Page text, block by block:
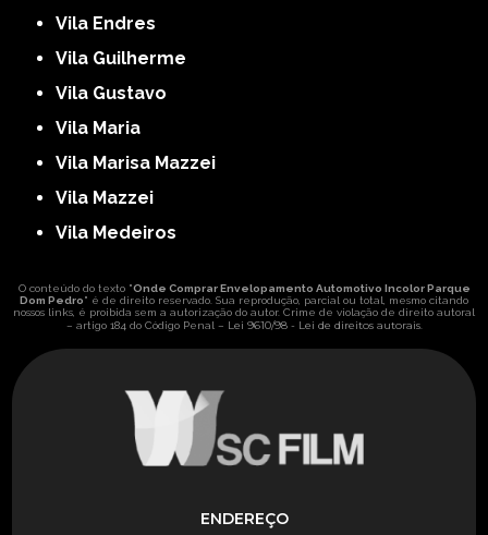
Vila Endres
Vila Guilherme
Vila Gustavo
Vila Maria
Vila Marisa Mazzei
Vila Mazzei
Vila Medeiros
O conteúdo do texto "Onde Comprar Envelopamento Automotivo Incolor Parque
Dom Pedro" é de direito reservado. Sua reprodução, parcial ou total, mesmo citando
nossos links, é proibida sem a autorização do autor. Crime de violação de direito autoral
– artigo 184 do Código Penal – Lei 9610/98 - Lei de direitos autorais.
ENDEREÇO